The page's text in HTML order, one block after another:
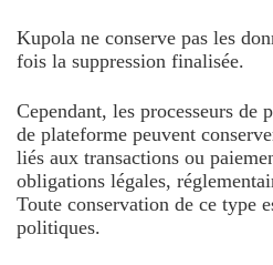
Kupola ne conserve pas les
fois la suppression finalisée.
Cependant, les processeurs de
de plateforme peuvent
liés aux transactions ou
obligations légales,
Toute conservation de ce type
politiques.